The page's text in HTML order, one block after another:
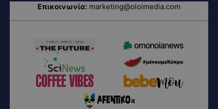
Επικοινωνία: marketing@oloimedia.com